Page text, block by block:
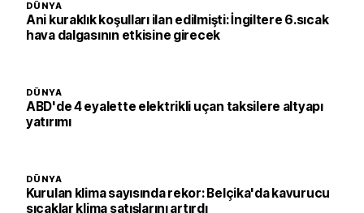
DÜNYA
Ani kuraklık koşulları ilan edilmişti: İngiltere 6.sıcak
hava dalgasının etkisine girecek
DÜNYA
ABD'de 4 eyalette elektrikli uçan taksilere altyapı
yatırımı
DÜNYA
Kurulan klima sayısında rekor: Belçika'da kavurucu
sıcaklar klima satışlarını artırdı